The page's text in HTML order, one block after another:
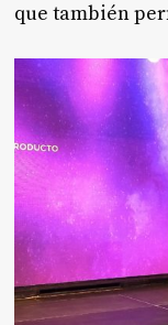
que también